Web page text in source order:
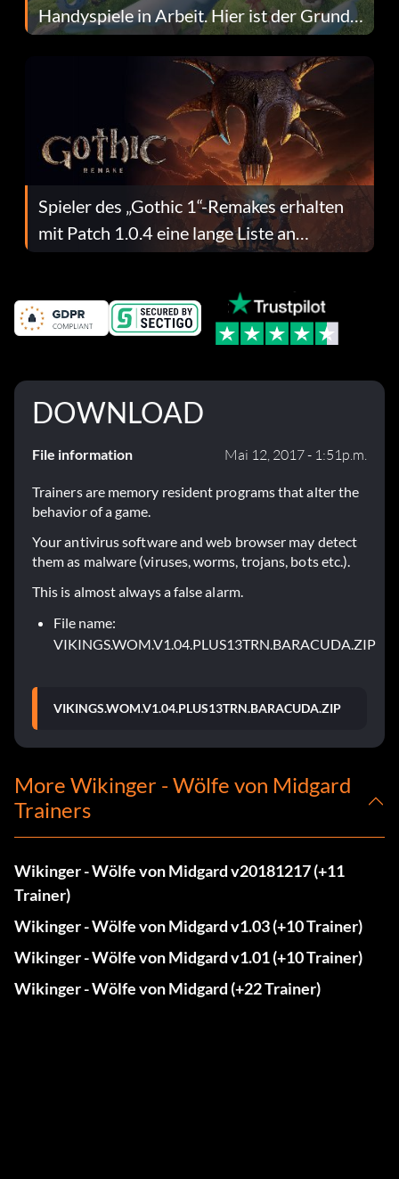
Handyspiele in Arbeit. Hier ist der Grund
dafür.
Spieler des „Gothic 1“-Remakes erhalten
mit Patch 1.0.4 eine lange Liste an
Fehlerbehebungen
DOWNLOAD
File information Mai 12, 2017 - 1:51p.m.
Trainers are memory resident programs that alter the
behavior of a game.
Your antivirus software and web browser may detect
them as malware (viruses, worms, trojans, bots etc.).
This is almost always a false alarm.
File name:
VIKINGS.WOM.V1.04.PLUS13TRN.BARACUDA.ZIP
VIKINGS.WOM.V1.04.PLUS13TRN.BARACUDA.ZIP
More Wikinger - Wölfe von Midgard
Trainers
Wikinger - Wölfe von Midgard v20181217 (+11
Trainer)
Wikinger - Wölfe von Midgard v1.03 (+10 Trainer)
Wikinger - Wölfe von Midgard v1.01 (+10 Trainer)
Wikinger - Wölfe von Midgard (+22 Trainer)